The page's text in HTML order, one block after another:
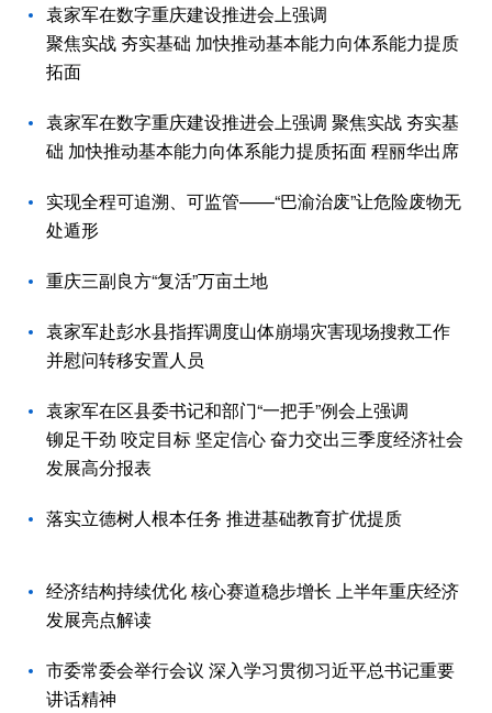
袁家军在数字重庆建设推进会上强调
聚焦实战 夯实基础 加快推动基本能力向体系能力提质
拓面
袁家军在数字重庆建设推进会上强调 聚焦实战 夯实基
础 加快推动基本能力向体系能力提质拓面 程丽华出席
实现全程可追溯、可监管——“巴渝治废”让危险废物无
处遁形
重庆三副良方“复活”万亩土地
袁家军赴彭水县指挥调度山体崩塌灾害现场搜救工作
并慰问转移安置人员
袁家军在区县委书记和部门“一把手”例会上强调
铆足干劲 咬定目标 坚定信心 奋力交出三季度经济社会
发展高分报表
落实立德树人根本任务 推进基础教育扩优提质
经济结构持续优化 核心赛道稳步增长 上半年重庆经济
发展亮点解读
市委常委会举行会议 深入学习贯彻习近平总书记重要
讲话精神